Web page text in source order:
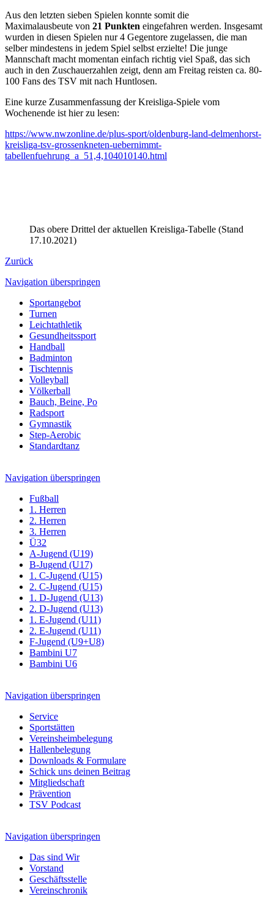
Aus den letzten sieben Spielen konnte somit die
Maximalausbeute von 21 Punkten eingefahren werden. Insgesamt
wurden in diesen Spielen nur 4 Gegentore zugelassen, die man
selber mindestens in jedem Spiel selbst erzielte! Die junge
Mannschaft macht momentan einfach richtig viel Spaß, das sich
auch in den Zuschauerzahlen zeigt, denn am Freitag reisten ca. 80-
100 Fans des TSV mit nach Huntlosen.
Eine kurze Zusammenfassung der Kreisliga-Spiele vom
Wochenende ist hier zu lesen:
https://www.nwzonline.de/plus-sport/oldenburg-land-delmenhorst-
kreisliga-tsv-grossenkneten-uebernimmt-
tabellenfuehrung_a_51,4,104010140.html
Das obere Drittel der aktuellen Kreisliga-Tabelle (Stand
17.10.2021)
Zurück
Navigation überspringen
Sportangebot
Turnen
Leichtathletik
Gesundheitssport
Handball
Badminton
Tischtennis
Volleyball
Völkerball
Bauch, Beine, Po
Radsport
Gymnastik
Step-Aerobic
Standardtanz
Navigation überspringen
Fußball
1. Herren
2. Herren
3. Herren
Ü32
A-Jugend (U19)
B-Jugend (U17)
1. C-Jugend (U15)
2. C-Jugend (U15)
1. D-Jugend (U13)
2. D-Jugend (U13)
1. E-Jugend (U11)
2. E-Jugend (U11)
F-Jugend (U9+U8)
Bambini U7
Bambini U6
Navigation überspringen
Service
Sportstätten
Vereinsheimbelegung
Hallenbelegung
Downloads & Formulare
Schick uns deinen Beitrag
Mitgliedschaft
Prävention
TSV Podcast
Navigation überspringen
Das sind Wir
Vorstand
Geschäftsstelle
Vereinschronik